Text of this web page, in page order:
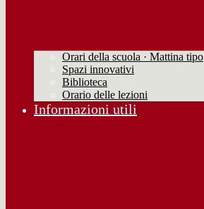
Orari della scuola · Mattina tipo
Spazi innovativi
Biblioteca
Orario delle lezioni
Informazioni utili